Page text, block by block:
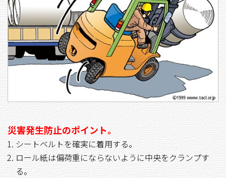
災害発生防止のポイント。
シートベルトを確実に着用する。
ロール紙は偏荷重にならないように中央をクランプす
る。